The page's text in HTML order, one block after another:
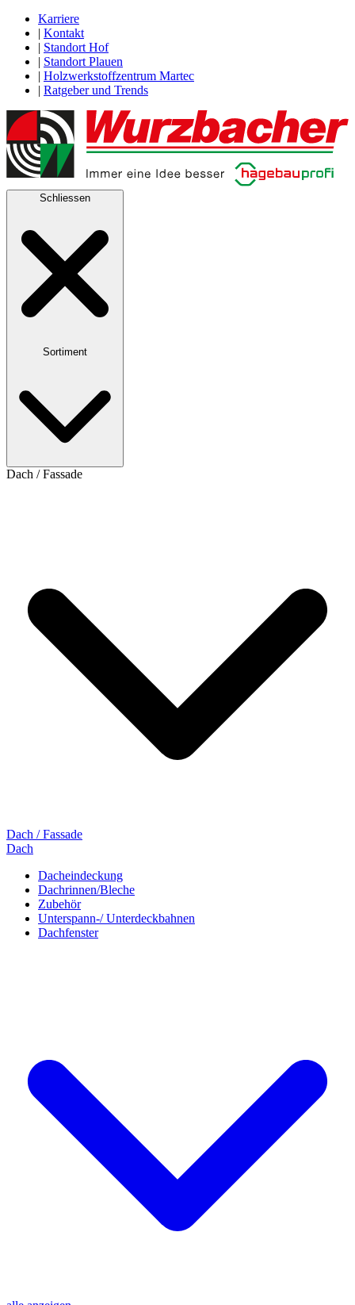
Karriere
| Kontakt
| Standort Hof
| Standort Plauen
| Holzwerkstoffzentrum Martec
| Ratgeber und Trends
Schliessen
Sortiment
Dach / Fassade
Dach / Fassade
Dach
Dacheindeckung
Dachrinnen/Bleche
Zubehör
Unterspann-/ Unterdeckbahnen
Dachfenster